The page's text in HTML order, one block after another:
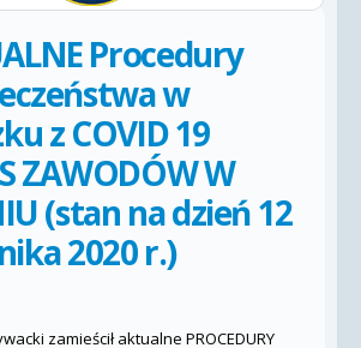
Procedury
w
z COVID 19
ZAWODÓW W
(stan na dzień 12
2020 r.)
zamieścił aktualne PROCEDURY